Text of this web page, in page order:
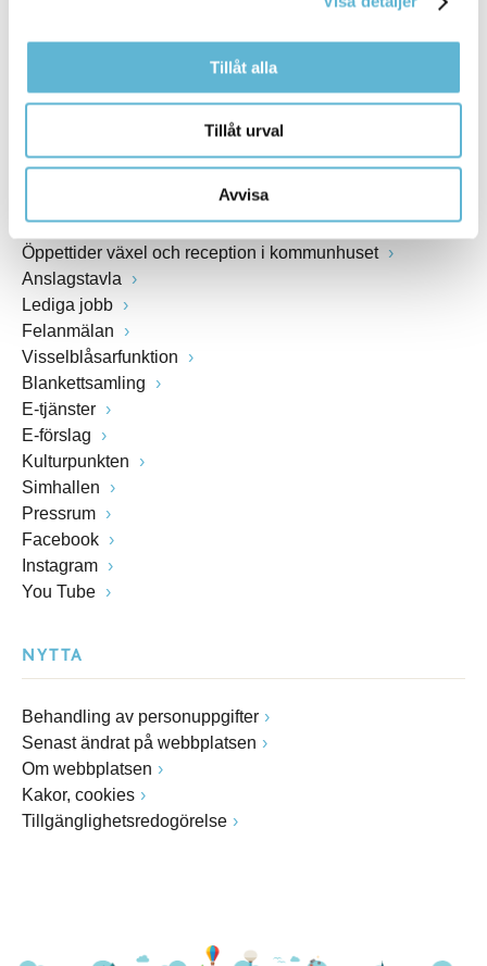
Tillåt alla
Tillåt urval
Avvisa
Fax: 0456-82 22 00
Öppettider växel och reception i kommunhuset
Anslagstavla
Lediga jobb
Felanmälan
Visselblåsarfunktion
Blankettsamling
E-tjänster
E-förslag
Kulturpunkten
Simhallen
Pressrum
Facebook
Instagram
You Tube
NYTTA
Behandling av personuppgifter
Senast ändrat på webbplatsen
Om webbplatsen
Kakor, cookies
Tillgänglighetsredogörelse